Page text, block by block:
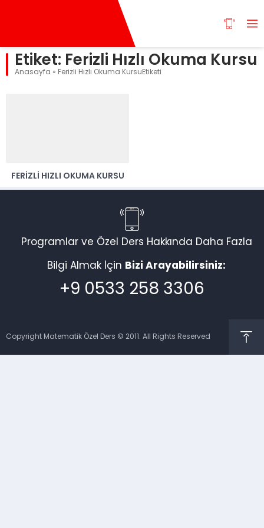
Etiket: Ferizli Hızlı Okuma Kursu
Anasayfa » Ferizli Hızlı Okuma KursuEtiketi
FERIZLI HIZLI OKUMA KURSU
Programlar ve Özel Ders Hakkında Daha Fazla
Bilgi Almak İçin Bizi Arayabilirsiniz:
+9 0533 258 3306
Copyright Matematik Özel Ders © 2011. All Rights Reserved